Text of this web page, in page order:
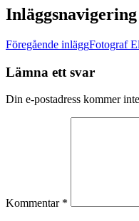
Inläggsnavigering
Föregående inläggFotograf
Lämna ett svar
Din e-postadress kommer
Kommentar *